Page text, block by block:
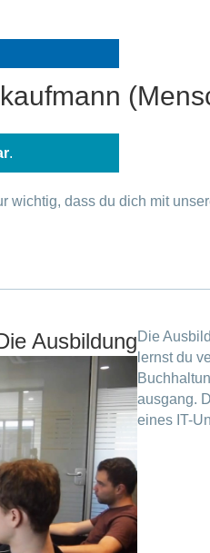
.
wichtig, dass du dich mit
AusbildungDie
lernst du
ausgang.
eines IT-